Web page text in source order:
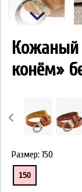
Кожаный
конём»
Размер: 150
150